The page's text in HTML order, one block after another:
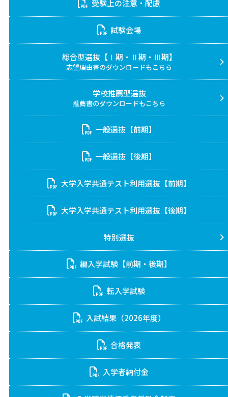
受験上の注意・配慮
試験会場
総合型選抜【Ⅰ期・Ⅱ期・Ⅲ期】
志望理由書のダウンロードもこちら
学校推薦型選抜
推薦書のダウンロードもこちら
一般選抜【前期】
一般選抜【後期】
大学入学共通テスト利用選抜【前期】
大学入学共通テスト利用選抜【後期】
特別選抜
編入学試験【前期・後期】
転入学試験
入試結果（2026年度）
合格発表
入学者納付金